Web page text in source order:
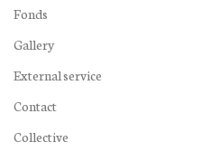
Fonds
Gallery
External service
Contact
Collective